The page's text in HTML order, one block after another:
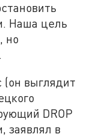
Наша цель
но
(он выглядит
DROP
заявлял в